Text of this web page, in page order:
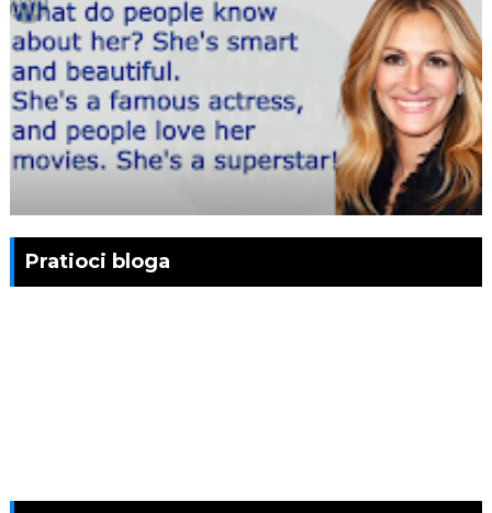
Pratioci bloga